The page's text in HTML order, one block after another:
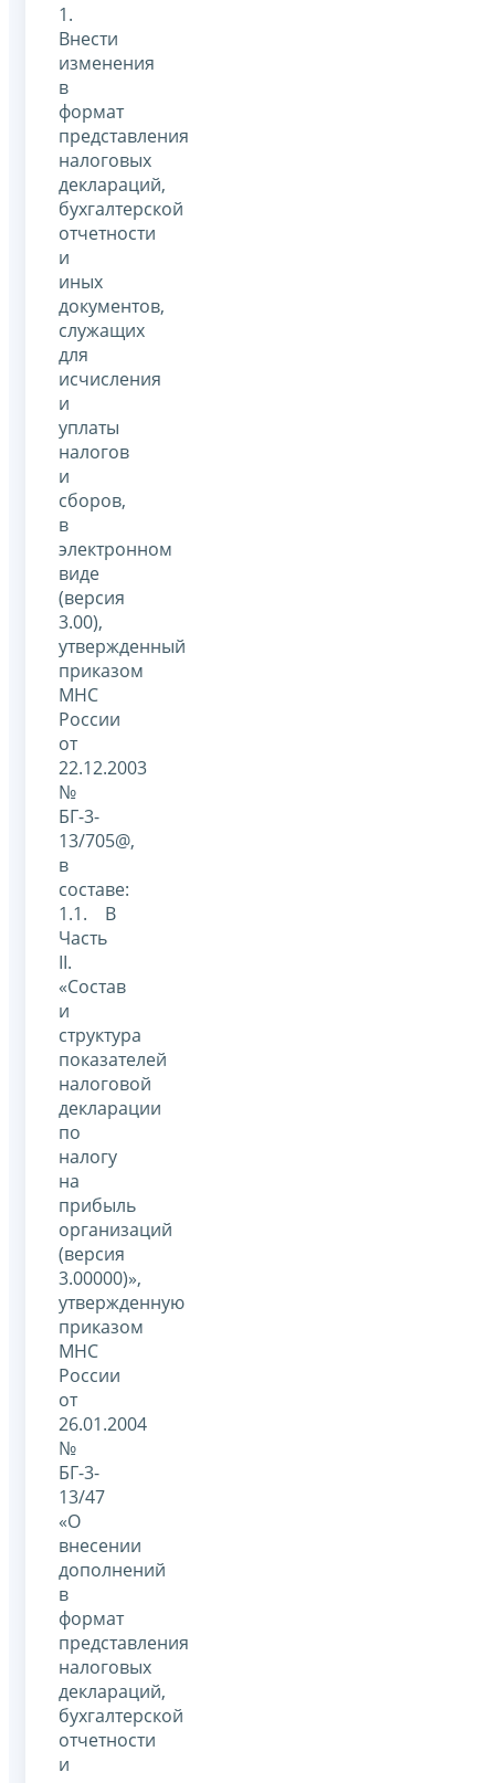
1.
Внести
изменения
в
формат
представления
налоговых
деклараций,
бухгалтерской
отчетности
и
иных
документов,
служащих
для
исчисления
и
уплаты
налогов
и
сборов,
в
электронном
виде
(версия
3.00),
утвержденный
приказом
МНС
России
от
22.12.2003
№
БГ-3-
13/705@,
в
составе:
1.1. В
Часть
II.
«Состав
и
структура
показателей
налоговой
декларации
по
налогу
на
прибыль
организаций
(версия
3.00000)»,
утвержденную
приказом
МНС
России
от
26.01.2004
№
БГ-3-
13/47
«О
внесении
дополнений
в
формат
представления
налоговых
деклараций,
бухгалтерской
отчетности
и